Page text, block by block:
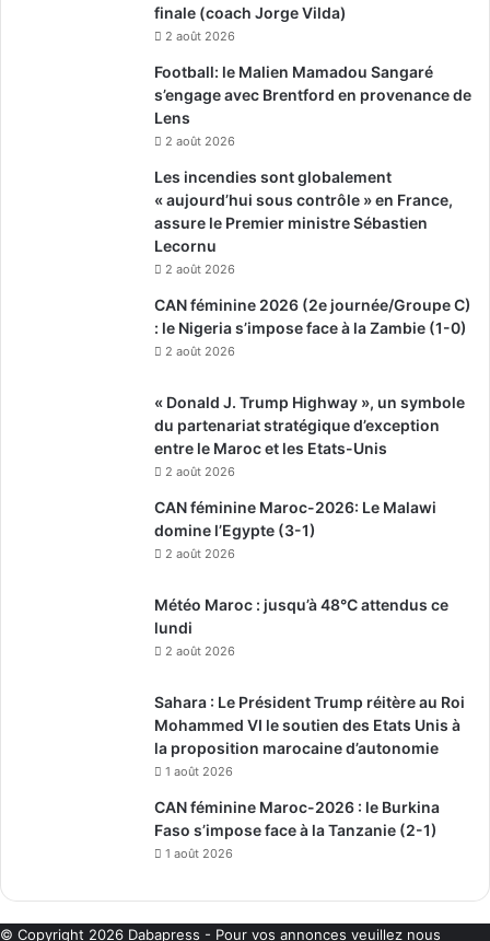
finale (coach Jorge Vilda)
2 août 2026
Football: le Malien Mamadou Sangaré
s’engage avec Brentford en provenance de
Lens
2 août 2026
Les incendies sont globalement
« aujourd’hui sous contrôle » en France,
assure le Premier ministre Sébastien
Lecornu
2 août 2026
CAN féminine 2026 (2e journée/Groupe C)
: le Nigeria s’impose face à la Zambie (1-0)
2 août 2026
« Donald J. Trump Highway », un symbole
du partenariat stratégique d’exception
entre le Maroc et les Etats-Unis
2 août 2026
CAN féminine Maroc-2026: Le Malawi
domine l’Egypte (3-1)
2 août 2026
Météo Maroc : jusqu’à 48°C attendus ce
lundi
2 août 2026
Sahara : Le Président Trump réitère au Roi
Mohammed VI le soutien des Etats Unis à
la proposition marocaine d’autonomie
1 août 2026
CAN féminine Maroc-2026 : le Burkina
Faso s’impose face à la Tanzanie (2-1)
1 août 2026
© Copyright 2026 Dabapress - Pour vos annonces veuillez nous